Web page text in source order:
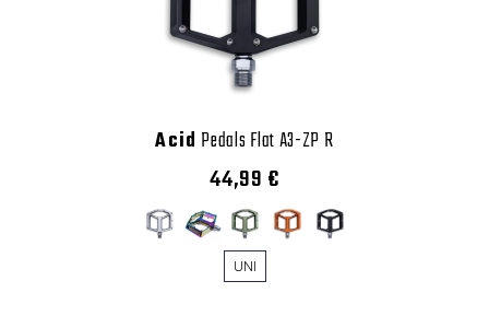
Acid Pedals Flat A3-ZP R
44,99 €
UNI